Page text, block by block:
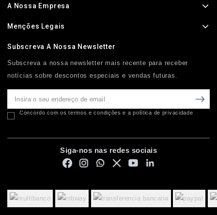
A Nossa Empresa
Menções Legais
Subscreva A Nossa Newsletter
Subscreva a nossa newsletter mais recente para receber
notícias sobre descontos especiais e vendas futuras.
Concordo com os termos e condições e a política de privacidade
Siga-nos nas redes sociais